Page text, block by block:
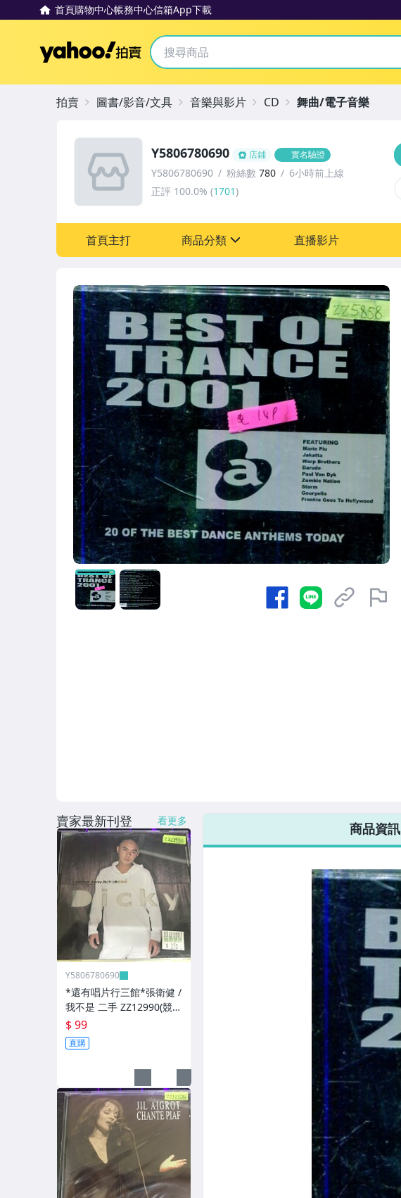
首頁購物中心帳務中心信箱App下載
Yahoo拍賣
Y5806780690 店鋪 實名驗證
Y5806780690 粉絲數 780
6小時前上線
正評 100.0% (1701)
首頁主打 商品分類 直播影片
拍賣 圖書/影音/文具 音樂與影片 CD 舞曲/電子音樂
商品資訊
賣家最新刊登 看更多
Y5806780690
*還有唱片行三館*張衛健 /
我不是 二手 ZZ12990(競
標)(補單
$ 99
直購